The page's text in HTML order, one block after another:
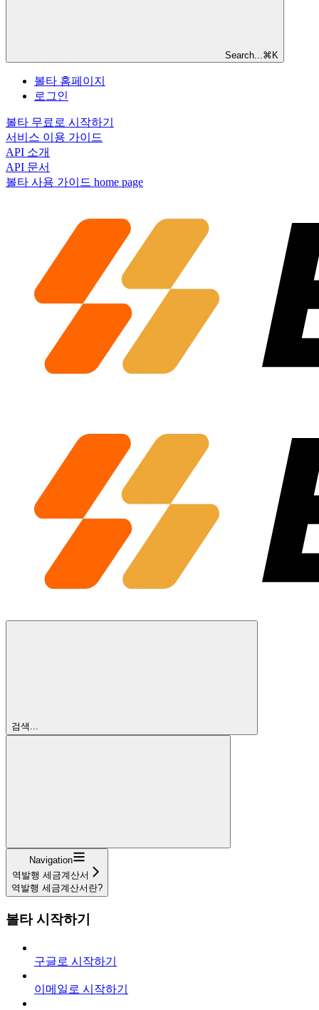
Search... ⌘ K
볼타 홈페이지
로그인
볼타 무료로 시작하기
서비스 이용 가이드
API 소개
API 문서
볼타 사용 가이드 home page
검색...
Navigation
역발행 세금계산서
역발행 세금계산서란?
볼타 시작하기
구글로 시작하기
이메일로 시작하기